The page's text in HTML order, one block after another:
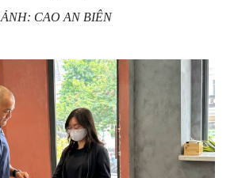
ẢNH: CAO AN BIÊN